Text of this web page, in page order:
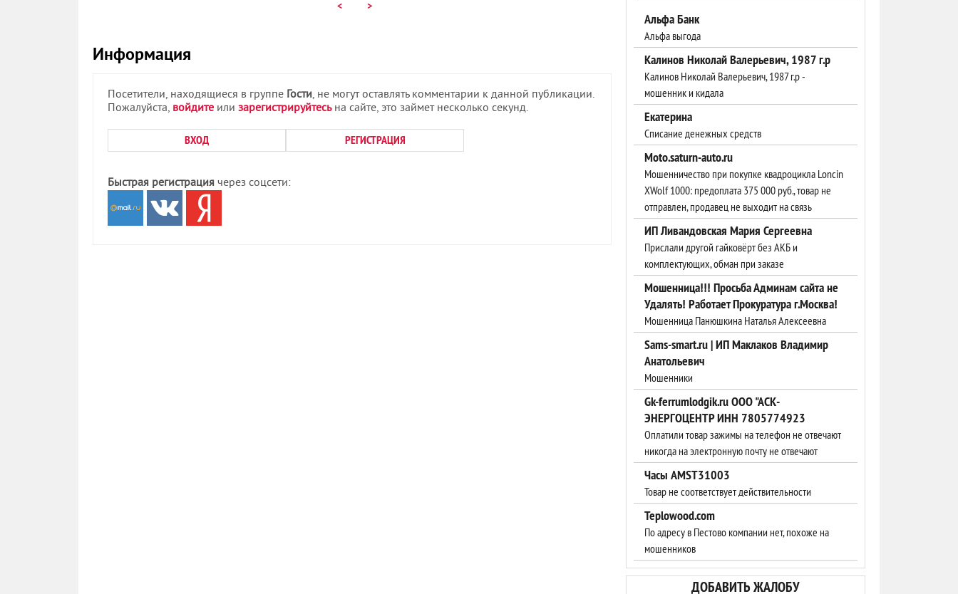
< >
Информация
Посетители, находящиеся в группе Гости, не могут оставлять комментарии к данной публикации.
Пожалуйста, войдите или зарегистрируйтесьна сайте, это займет несколько секунд.
ВХОД РЕГИСТРАЦИЯ
Быстрая регистрация через соцсети:
Альфа Банк
Альфа выгода
Калинов Николай Валерьевич, 1987 г.р
Калинов Николай Валерьевич, 1987 г.р -
мошенник и кидала
Екатерина
Списание денежных средств
Moto.saturn-auto.ru
Мошенничество при покупке квадроцикла Loncin
XWolf 1000: предоплата 375 000 руб., товар не
отправлен, продавец не выходит на связь
ИП Ливандовская Мария Сергеевна
Прислали другой гайковёрт без АКБ и
комплектующих, обман при заказе
Мошенница!!! Просьба Админам сайта не
Удалять! Работает Прокуратура г.Москва!
Мошенница Панюшкина Наталья Алексеевна
Sams-smart.ru | ИП Маклаков Владимир
Анатольевич
Мошенники
Gk-ferrumlodgik.ru ООО "АСК-
ЭНЕРГОЦЕНТР ИНН 7805774923
Оплатили товар зажимы на телефон не отвечают
никогда на электронную почту не отвечают
Часы AMST31003
Товар не соответствует действительности
Teplowood.com
По адресу в Пестово компании нет, похоже на
мошенников
ДОБАВИТЬ ЖАЛОБУ